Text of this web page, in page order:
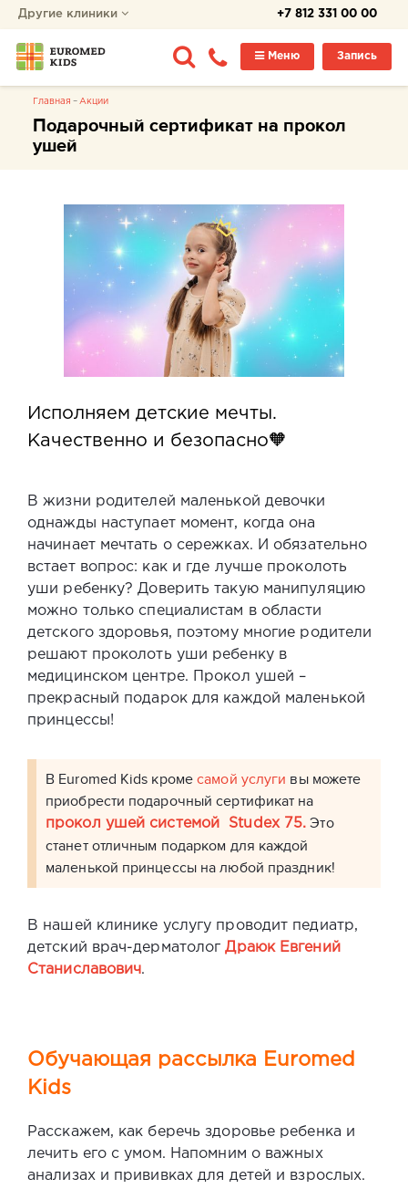
+7 812 331 00 00
Другие клиники
Запись
Меню
Главная Акции
Подарочный сертификат на прокол
ушей
Исполняем детские мечты.
Качественно и безопасно🧡
В жизни родителей маленькой девочки
однажды наступает момент, когда она
начинает мечтать о сережках. И обязательно
встает вопрос: как и где лучше проколоть
уши ребенку? Доверить такую манипуляцию
можно только специалистам в области
детского здоровья, поэтому многие родители
решают проколоть уши ребенку в
медицинском центре. Прокол ушей –
прекрасный подарок для каждой маленькой
принцессы!
В Euromed Kids кроме самой услуги вы можете
приобрести подарочный сертификат на
прокол ушей системой Studex 75. Это
станет отличным подарком для каждой
маленькой принцессы на любой праздник!
В нашей клинике услугу проводит педиатр,
детский врач-дерматологДраюк Евгений
Станиславович.
Обучающая рассылка Euromed
Kids
Расскажем, как беречь здоровье ребенка и
лечить его с умом. Напомним о важных
анализах и прививках для детей и взрослых.